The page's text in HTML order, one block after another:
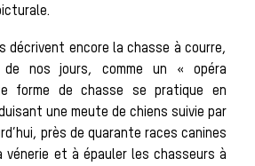
être
décrivent encore la chasse à courre,
nos jours, comme un « opéra
forme de chasse se pratique en
une meute de chiens suivie par
près de quarante races canines
et à épauler les chasseurs à